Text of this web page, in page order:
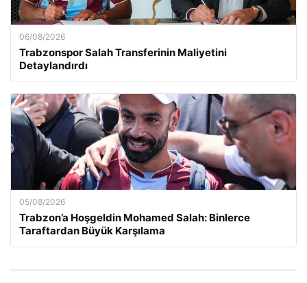
06/08/2026
Trabzonspor Salah Transferinin Maliyetini
Detaylandırdı
05/08/2026
Trabzon’a Hoşgeldin Mohamed Salah: Binlerce
Taraftardan Büyük Karşılama